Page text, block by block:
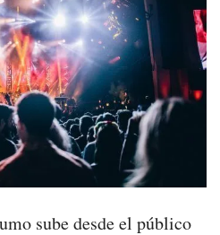
sube desde el público